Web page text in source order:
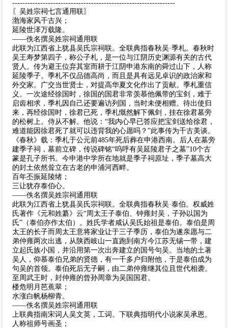
----------------------------------------------------------------
〖吴姓宗祠七言通用联〗
渤海家风千古兴；
延陵世泽万载隆。
——佚名撰吴姓宗祠通用联
此联为江西省上犹县吴氏宗祠联。全联典指春秋吴·季札。春秋时
吴王寿梦第四子，称公子札，是一位与江阴历史渊源有关的古代
贤人。传为避王位弃其室而耕于江阴申港东南的舜过山下，人称
延陵季子。季札不仅品德高尚，而且是具有远见卓识的政治家和
外交家。广交当世贤士，对提高华夏文化作出了贡献。季札重信
义。一次途经徐国时，徐国的国君非常羡慕他佩带的宝剑，难于
启齿相求，季札因自己还要遍访列国，当时未便相赠。待出使归
来，再经徐国时，徐君已死，季札慨然解下佩剑，挂在徐君墓旁
的松树上。侍从不解。他说：“我内心早已答应把宝剑送给徐君，
难道能因徐君死了就可以违背我的心愿吗？”此事传为千古美谈。
《春秋》载：季札于公元前485年死后葬在申港西南。后人在墓旁
建季子祠，墓前立碑，传说碑铭“呜呼有吴延陵君子之墓”10个古
篆是孔子所书。今申港中学所在地就是季子祠原址，季子墓高大
的封土依然耸立在古老的申浦河西畔。
百年丕振延陵绪；
三让犹存泰伯心。
——佚名撰吴姓宗祠通用联
此联为江西省上犹县吴氏宗祠联。全联典指春秋吴·泰伯。权威姓
氏著作《元和姓纂》云“周太王子泰伯、钟雍封吴，子孙以国为
氏”（泰伯亦作太伯）。姓氏学者咸认吴氏始祖是泰伯。泰伯是周
太王的长子而周太王意将家业让于三子季历，泰伯为遂亲愿与二
弟仲雍两次出逃，从陕西岐山一直跑到南方今江苏无锡一带，建
立起氏族小国，并沿用第一次出奔建立的国号句吴。当地的土著
吴人，仰慕泰伯兄弟的贤德，有一千多户归附他，于是泰伯成为
句吴的首领。泰伯死后无子嗣，由二弟仲雍继其位且世代相袭。
至周武王时，封仲雍的曾孙周章为吴国国君。
楼危明月芭蕉翠；
水涨白帆杨柳青。
——佚名撰吴姓宗祠通用联
上联典指南宋词人吴文英，工词。下联典指明代小说家吴承恩。
人称祖师号画圣；